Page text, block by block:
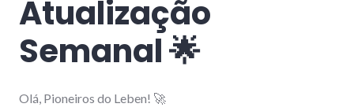
Atualização
Semanal 🌟
Olá, Pioneiros do Leben! 🚀